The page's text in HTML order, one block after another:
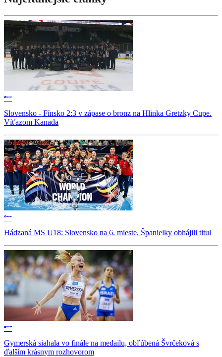
Slovensko - Fínsko 2:3 v zápase o bronz na Hlinka Gretzky Cupe.
Víťazom Kanada
Hádzaná MS U18: Slovensko na 6. mieste, Španielky obhájili titul
Gymerská siahala vo finále na medailu, obľúbená Švrčeková s
ďalším krásnym rozhovorom